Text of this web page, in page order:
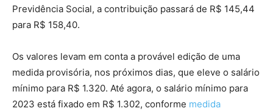
Previdência Social, a contribuição passará de R$ 145,44
para R$ 158,40.
Os valores levam em conta a provável edição de uma
medida provisória, nos próximos dias, que eleve o salário
mínimo para R$ 1.320. Até agora, o salário mínimo para
2023 está fixado em R$ 1.302, conforme medida